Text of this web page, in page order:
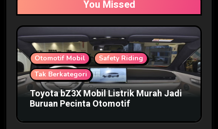
You Missed
Otomotif Mobil
Safety Riding
Tak Berkategori
Toyota bZ3X Mobil Listrik Murah Jadi
Buruan Pecinta Otomotif